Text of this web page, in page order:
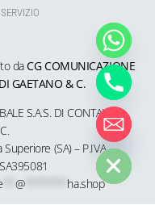
daCG COMUNICAZIONE
GAETANO & C.
S.A.S. DI CONTALDI
(SA) – P.IVA
395081
@******* ha.shop
HIDE CHATY